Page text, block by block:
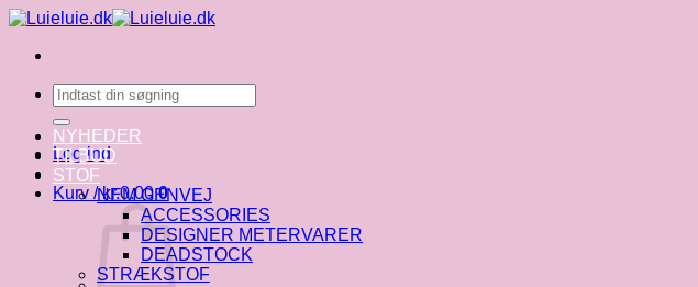
Fortsæt
indhold
Søg
efter:
Log ind
Kurv /kr.0.00 0
NYHEDER
TILBUD
STOF
NEM GENVEJ
ACCESSORIES
DESIGNER METERVARER
DEADSTOCK
STRÆKSTOF